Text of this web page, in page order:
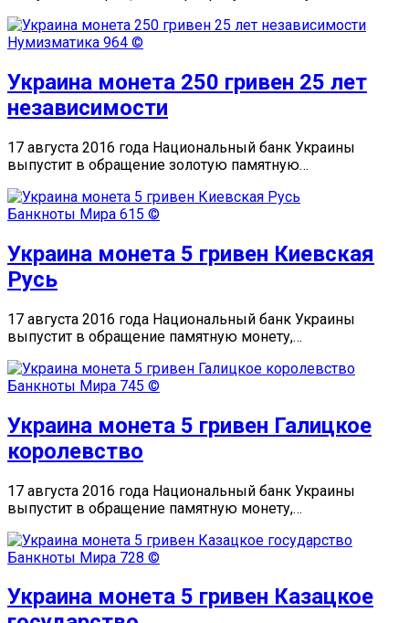
Нумизматика 964 ©
Украина монета 250 гривен 25 лет
независимости
17 августа 2016 года Национальный банк Украины
выпустит в обращение золотую памятную…
Банкноты Мира 615 ©
Украина монета 5 гривен Киевская
Русь
17 августа 2016 года Национальный банк Украины
выпустит в обращение памятную монету,…
Банкноты Мира 745 ©
Украина монета 5 гривен Галицкое
королевство
17 августа 2016 года Национальный банк Украины
выпустит в обращение памятную монету,…
Банкноты Мира 728 ©
Украина монета 5 гривен Казацкое